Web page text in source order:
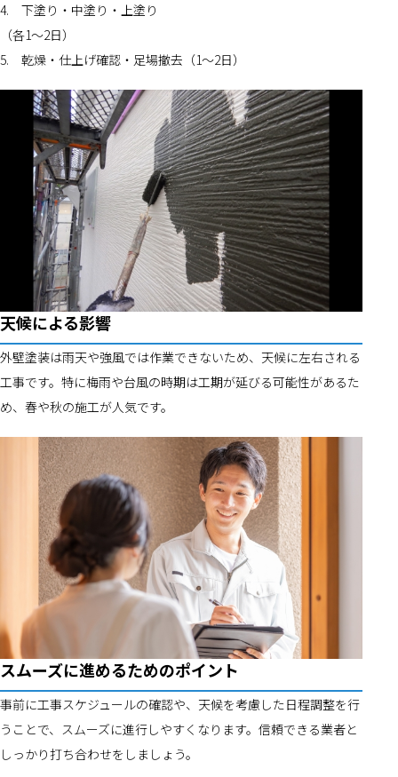
4.	下塗り・中塗り・上塗り
（各1〜2日）
5.	乾燥・仕上げ確認・足場撤去（1〜2日）
天候による影響
外壁塗装は雨天や強風では作業できないため、天候に左右される
工事です。特に梅雨や台風の時期は工期が延びる可能性があるた
め、春や秋の施工が人気です。
スムーズに進めるためのポイント
事前に工事スケジュールの確認や、天候を考慮した日程調整を行
うことで、スムーズに進行しやすくなります。信頼できる業者と
しっかり打ち合わせをしましょう。